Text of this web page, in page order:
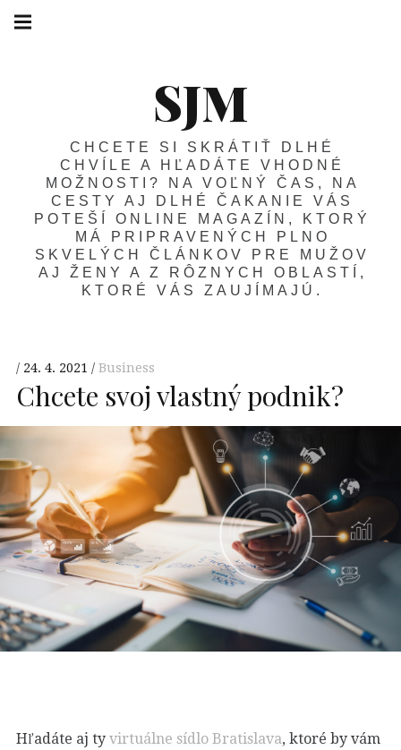
SJM
CHCETE SI SKRÁTIŤ DLHÉ
CHVÍLE A HĽADÁTE VHODNÉ
MOŽNOSTI? NA VOĽNÝ ČAS, NA
CESTY AJ DLHÉ ČAKANIE VÁS
POTEŠÍ ONLINE MAGAZÍN, KTORÝ
MÁ PRIPRAVENÝCH PLNO
SKVELÝCH ČLÁNKOV PRE MUŽOV
AJ ŽENY A Z RÔZNYCH OBLASTÍ,
KTORÉ VÁS ZAUJÍMAJÚ.
24. 4. 2021 Business
Chcete svoj vlastný podnik?
Hľadáte aj ty virtuálne sídlo Bratislava, ktoré by vám